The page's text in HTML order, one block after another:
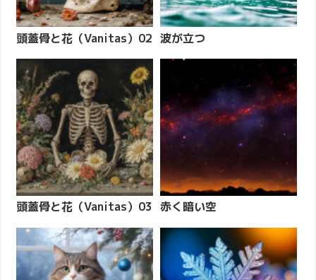
頭蓋骨と花（Vanitas）02 波が立つ
頭蓋骨と花（Vanitas）03 赤く暗い空